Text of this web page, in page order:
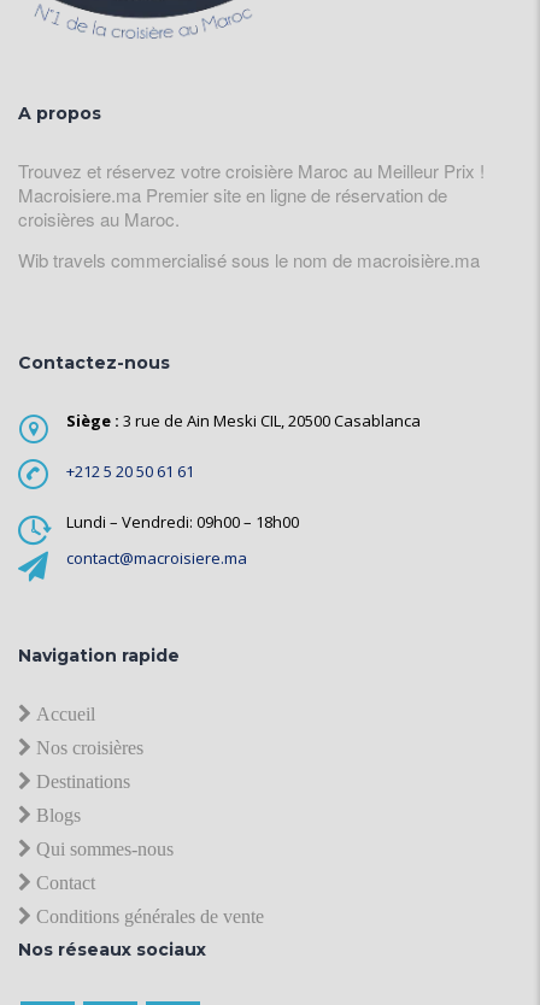
A propos
Trouvez et réservez votre croisière Maroc au Meilleur Prix !
Macroisiere.ma Premier site en ligne de réservation de
croisières au Maroc.
Wib travels commercialisé sous le nom de macroisière.ma
Contactez-nous
Siège : 3 rue de Ain Meski CIL, 20500 Casablanca
+212 5 20 50 61 61
Lundi – Vendredi: 09h00 – 18h00
contact@macroisiere.ma
Navigation rapide
Accueil
Nos croisières
Destinations
Blogs
Qui sommes-nous
Contact
Conditions générales de vente
Nos réseaux sociaux